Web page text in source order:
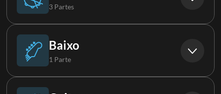
3 Partes
Bateria
Percussão
Baixo
1 Parte
Baixo